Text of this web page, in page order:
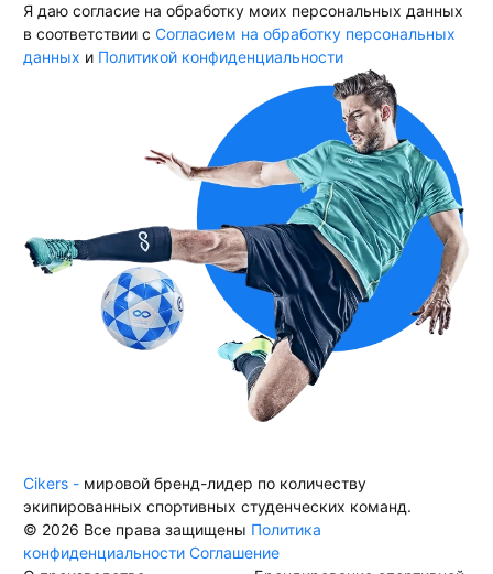
Я даю согласие на обработку моих персональных данных
в соответствии с Согласием на обработку персональных
данных и Политикой конфиденциальности
Cikers - мировой бренд-лидер по количеству
экипированных спортивных студенческих команд.
© 2026 Все права защищены Политика
конфиденциальности Соглашение